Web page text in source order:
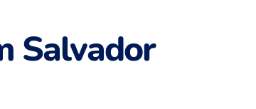
Salvador